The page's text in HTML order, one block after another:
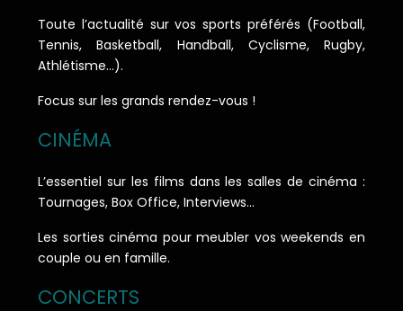
Toute l’actualité sur vos sports préférés (Football,
Tennis, Basketball, Handball, Cyclisme, Rugby,
Athlétisme…).
Focus sur les grands rendez-vous !
CINÉMA
L’essentiel sur les films dans les salles de cinéma :
Tournages, Box Office, Interviews…
Les sorties cinéma pour meubler vos weekends en
couple ou en famille.
CONCERTS